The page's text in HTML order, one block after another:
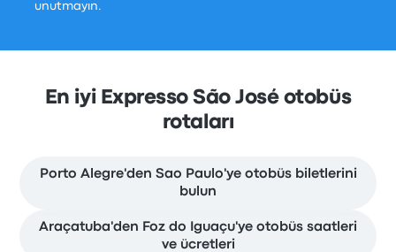
unutmayın.
En iyi Expresso São José otobüs
rotaları
Porto Alegre'den Sao Paulo'ye otobüs biletlerini
bulun
Araçatuba'den Foz do Iguaçu'ye otobüs saatleri
ve ücretleri